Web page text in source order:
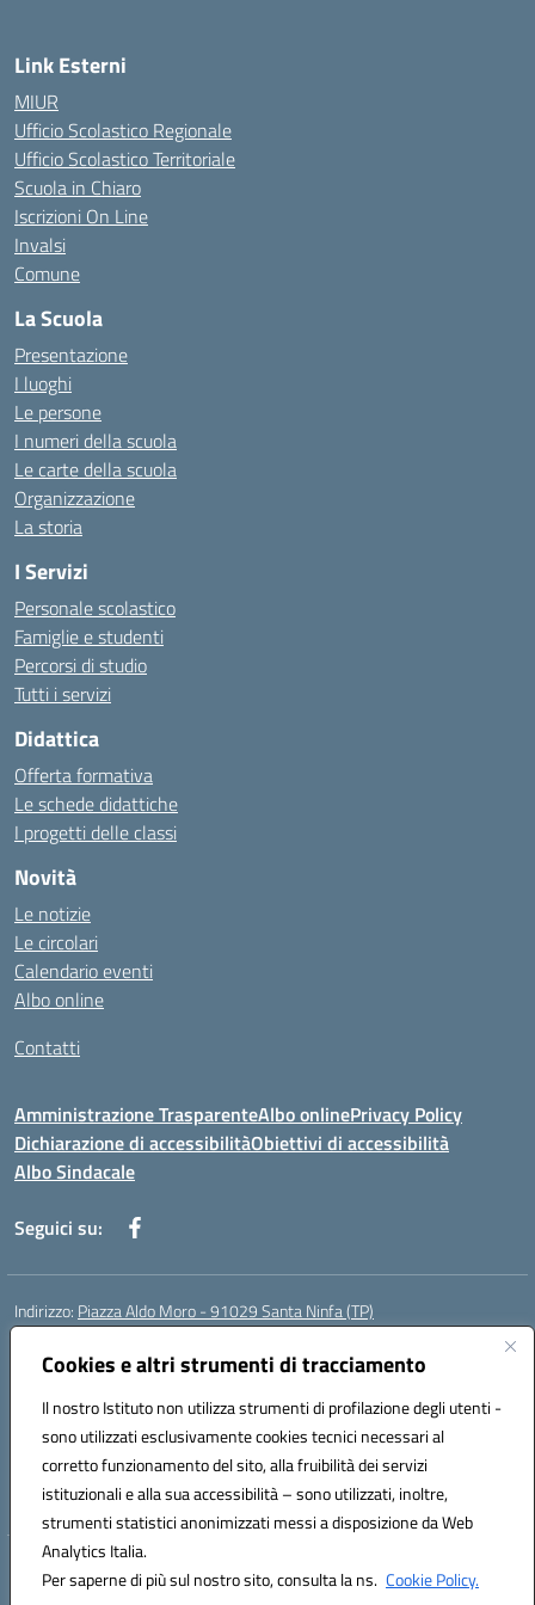
Cookies e altri strumenti di tracciamento
Il nostro Istituto non utilizza strumenti di profilazione degli utenti -
sono utilizzati esclusivamente cookies tecnici necessari al
corretto funzionamento del sito, alla fruibilità dei servizi
istituzionali e alla sua accessibilità – sono utilizzati, inoltre,
strumenti statistici anonimizzati messi a disposizione da Web
Analytics Italia.
Per saperne di più sul nostro sito, consulta la ns. Cookie Policy.
Link Esterni
MIUR
Ufficio Scolastico Regionale
Ufficio Scolastico Territoriale
Scuola in Chiaro
Iscrizioni On Line
Invalsi
Comune
La Scuola
Presentazione
I luoghi
Le persone
I numeri della scuola
Le carte della scuola
Organizzazione
La storia
I Servizi
Personale scolastico
Famiglie e studenti
Percorsi di studio
Tutti i servizi
Didattica
Offerta formativa
Le schede didattiche
I progetti delle classi
Novità
Le notizie
Le circolari
Calendario eventi
Albo online
Contatti
Amministrazione TrasparenteAlbo onlinePrivacy Policy
Dichiarazione di accessibilitàObiettivi di accessibilità
Albo Sindacale
Seguici su:
Indirizzo: Piazza Aldo Moro - 91029 Santa Ninfa (TP)
Centralino:
Posta elettronica certificata (PEC):tpic807004@pec.istruzione.it
Codice fiscale: 81002070811
Codice meccanografico:TPIC807004
Codice Indice delle Pubbliche Amministrazioni (IPA): istsc_tpic807004
Codice unico di fatturazione (CUF): UFLMAN
Hosting & Powered by 3D Solution S.r.l.
Concept & Design by Designers Italia